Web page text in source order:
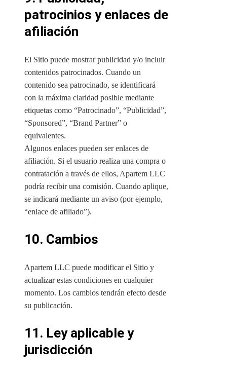
patrocinios y enlaces de
afiliación
El Sitio puede mostrar publicidad y/o incluir
contenidos patrocinados. Cuando un
contenido sea patrocinado, se identificará
con la máxima claridad posible mediante
etiquetas como “Patrocinado”, “Publicidad”,
“Sponsored”, “Brand Partner” o
equivalentes.
Algunos enlaces pueden ser enlaces de
afiliación. Si el usuario realiza una compra o
contratación a través de ellos, Apartem LLC
podría recibir una comisión. Cuando aplique,
se indicará mediante un aviso (por ejemplo,
“enlace de afiliado”).
10. Cambios
Apartem LLC puede modificar el Sitio y
actualizar estas condiciones en cualquier
momento. Los cambios tendrán efecto desde
su publicación.
11. Ley aplicable y
jurisdicción